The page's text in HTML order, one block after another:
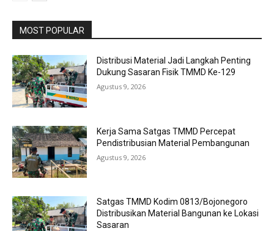
MOST POPULAR
Distribusi Material Jadi Langkah Penting
Dukung Sasaran Fisik TMMD Ke-129
Agustus 9, 2026
Kerja Sama Satgas TMMD Percepat
Pendistribusian Material Pembangunan
Agustus 9, 2026
Satgas TMMD Kodim 0813/Bojonegoro
Distribusikan Material Bangunan ke Lokasi
Sasaran